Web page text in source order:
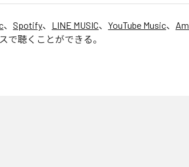
、 Spotify、 LINE MUSIC、 YouTube Music、
で聴くことができる。